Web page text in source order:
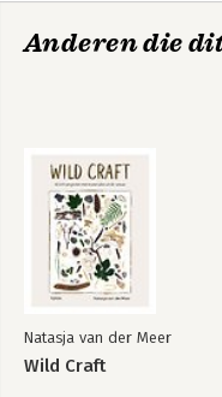
Anderen die
Natasja van der Meer
Wild Craft